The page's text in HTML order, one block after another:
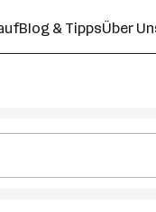
Blog & TippsÜber